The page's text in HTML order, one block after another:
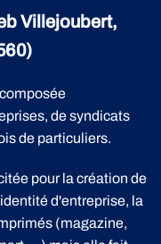
Villejoubert,
de syndicats
de particuliers.
pour la création de
d'entreprise, la
(magazine,